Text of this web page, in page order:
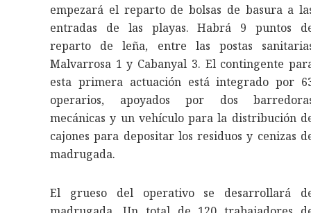
empezará el reparto de bolsas de basura a
entradas de las playas. Habrá 9 puntos
reparto de leña, entre las postas
Malvarrosa 1 y Cabanyal 3. El contingente
esta primera actuación está integrado por
operarios, apoyados por dos
mecánicas y un vehículo para la distribución
cajones para depositar los residuos y cenizas
madrugada.
El grueso del operativo se desarrollará